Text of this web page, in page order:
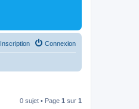
Connexion
Inscription
0 sujet • Page 1 sur 1